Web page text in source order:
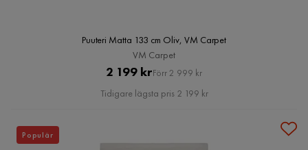
Puuteri Matta 133 cm Oliv, VM Carpet
VM Carpet
Pris
2 199 krOriginal
Pris
Förr 2 999 kr
Tidigare lägsta pris 2 199 kr
Populär